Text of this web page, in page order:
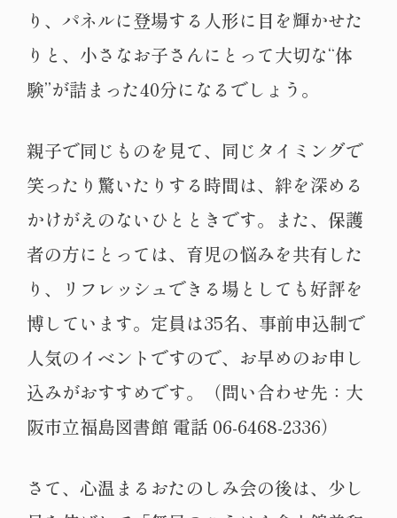
り、パネルに登場する人形に目を輝かせた
りと、小さなお子さんにとって大切な“体
験”が詰まった40分になるでしょう。
親子で同じものを見て、同じタイミングで
笑ったり驚いたりする時間は、絆を深める
かけがえのないひとときです。また、保護
者の方にとっては、育児の悩みを共有した
り、リフレッシュできる場としても好評を
博しています。定員は35名、事前申込制で
人気のイベントですので、お早めのお申し
込みがおすすめです。（問い合わせ先：大
阪市立福島図書館 電話 06-6468-2336）
さて、心温まるおたのしみ会の後は、少し